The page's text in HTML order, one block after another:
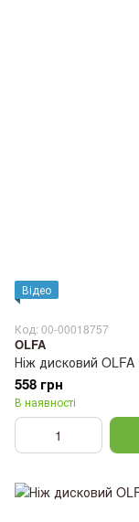
Відео
Код: 00-00018757
OLFA
Ніж дисковий
558 грн
В наявності